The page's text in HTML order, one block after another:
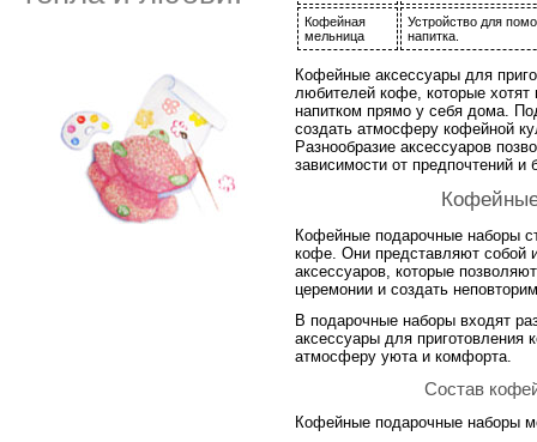
Кофейная
мельница
Устройство для
напитка.
Кофейные аксессуары для
любителей кофе, которые
напитком прямо у себя дома.
создать атмосферу кофейной
Разнообразие аксессуаров
зависимости от предпочтений и
Кофейные подарочные наборы
кофе. Они представляют собой
аксессуаров, которые
церемонии и создать
В подарочные наборы входят
аксессуары для
атмосферу уюта и комфорта.
Состав
Кофейные подарочные наборы